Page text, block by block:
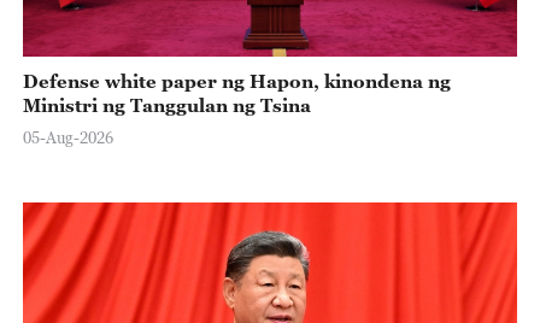
Defense white paper ng Hapon, kinondena ng
Ministri ng Tanggulan ng Tsina
05-Aug-2026